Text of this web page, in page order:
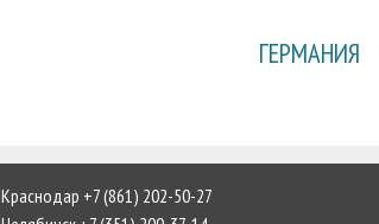
ГЕРМАНИЯ
Краснодар +7 (861) 202-50-27